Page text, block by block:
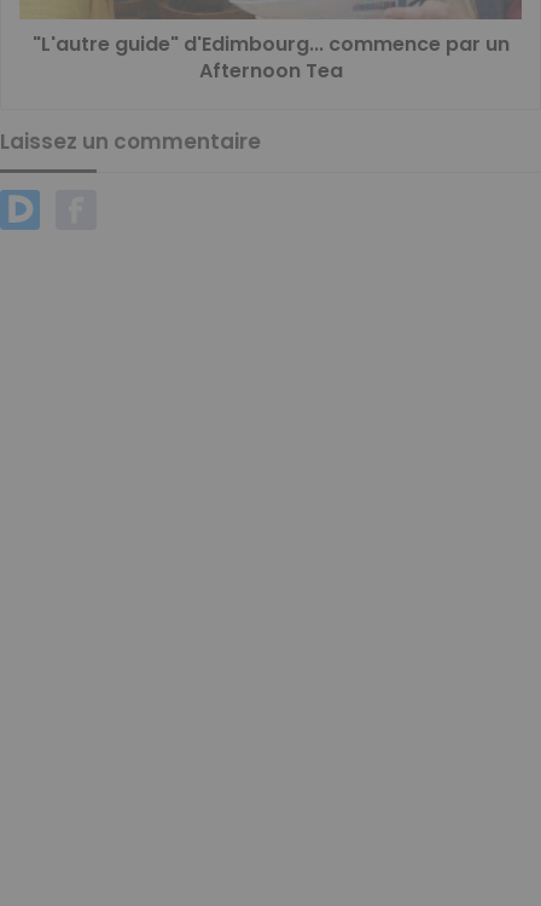
"L'autre guide" d'Edimbourg... commence par un
Afternoon Tea
Laissez un commentaire